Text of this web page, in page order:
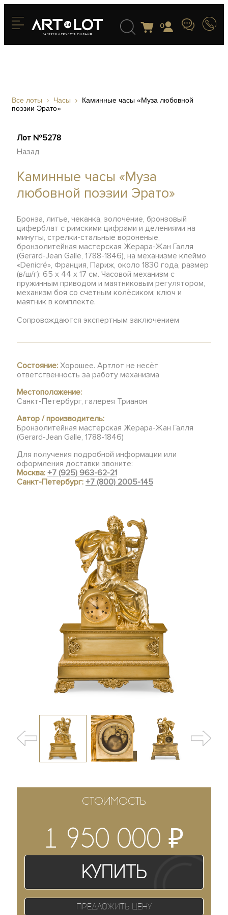
0
Все лоты Часы
Каминные часы «Муза любовной
поэзии Эрато»
Лот №5278
Назад
Каминные часы «Муза
любовной поэзии Эрато»
Бронза, литье, чеканка, золочение, бронзовый
циферблат с римскими цифрами и делениями на
минуты, стрелки-стальные вороненые,
бронзолитейная мастерская Жерара-Жан Галля
(Gerard-Jean Galle, 1788-1846), на механизме клеймо
«Denicré», Франция, Париж, около 1830 года, размер
(в/ш/г): 65 х 44 х 17 см. Часовой механизм с
пружинным приводом и маятниковым регулятором,
механизм боя со счетным колёсиком; ключ и
маятник в комплекте.
Сопровождаются экспертным заключением
Состояние: Хорошее. Артлот не несёт
ответственность за работу механизма
Местоположение:
Санкт-Петербург, галерея Трианон
Автор / производитель:
Бронзолитейная мастерская Жерара-Жан Галля
(Gerard-Jean Galle, 1788-1846)
Для получения подробной информации или
оформления доставки звоните:
Москва:+7 (925) 963-62-21
Санкт-Петербург:+7 (800) 2005-145
СТОИМОСТЬ
1 950 000₽
Купить
Предложить цену